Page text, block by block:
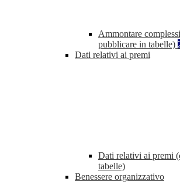
Ammontare
pubblicare in tabelle)
Dati relativi ai premi
Dati relativi ai premi
tabelle)
Benessere organizzativo